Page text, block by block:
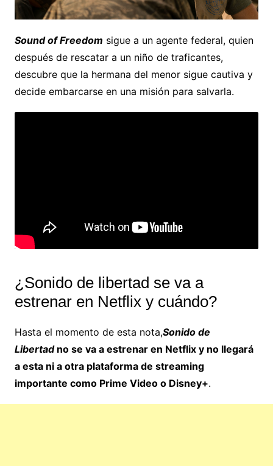
Sound of Freedom sigue a un agente federal, quien
después de rescatar a un niño de traficantes,
descubre que la hermana del menor sigue cautiva y
decide embarcarse en una misión para salvarla.
¿Sonido de libertad se va a
estrenar en Netflix y cuándo?
Hasta el momento de esta nota,Sonido de
Libertad no se va a estrenar en Netflix y no llegará
a esta ni a otra plataforma de streaming
importante como Prime Video o Disney+.